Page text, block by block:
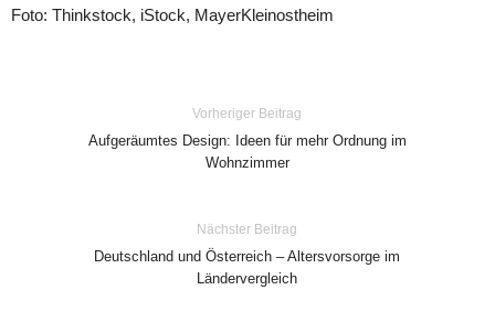
Foto: Thinkstock, iStock, MayerKleinostheim
Vorheriger Beitrag
Aufgeräumtes Design: Ideen für mehr Ordnung im
Wohnzimmer
Nächster Beitrag
Deutschland und Österreich – Altersvorsorge im
Ländervergleich